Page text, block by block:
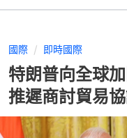
國際 即時國際
特朗普向全球
推遲商討貿易